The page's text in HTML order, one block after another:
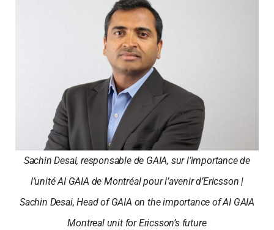
Sachin Desai, responsable de GAIA, sur l’importance de
l’unité AI GAIA de Montréal pour l’avenir d’Ericsson |
Sachin Desai, Head of GAIA on the importance of AI GAIA
Montreal unit for Ericsson’s future